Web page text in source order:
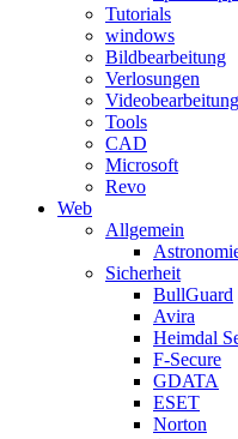
Tutorials
windows
Bildbearbeitung
Verlosungen
Videobearbeitung
Tools
CAD
Microsoft
Revo
Web
Allgemein
Sicherheit
BullGuard
Avira
Heimdal
F-Secure
GDATA
ESET
Norton